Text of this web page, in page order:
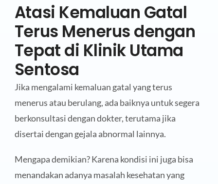
Atasi Kemaluan Gatal
Terus Menerus dengan
Tepat di Klinik Utama
Sentosa
Jika mengalami kemaluan gatal yang terus
menerus atau berulang, ada baiknya untuk segera
berkonsultasi dengan dokter, terutama jika
disertai dengan gejala abnormal lainnya.
Mengapa demikian? Karena kondisi ini juga bisa
menandakan adanya masalah kesehatan yang